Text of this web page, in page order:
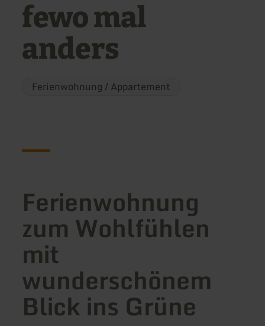
fewo mal
anders
Ferienwohnung / Appartement
Ferienwohnung
zum Wohlfühlen
mit
wunderschönem
Blick ins Grüne